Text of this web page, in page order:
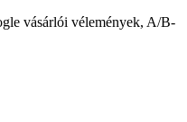
vásárlói vélemények, A/B-